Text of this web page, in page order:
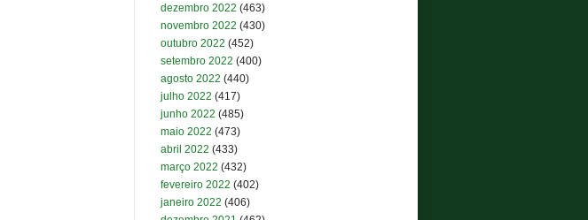
dezembro 2022 (463)
novembro 2022 (430)
outubro 2022 (452)
setembro 2022 (400)
agosto 2022 (440)
julho 2022 (417)
junho 2022 (485)
maio 2022 (473)
abril 2022 (433)
março 2022 (432)
fevereiro 2022 (402)
janeiro 2022 (406)